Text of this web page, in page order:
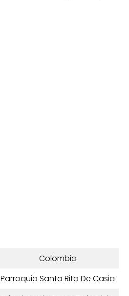
Colombia
Parroquia Santa Rita De Casia